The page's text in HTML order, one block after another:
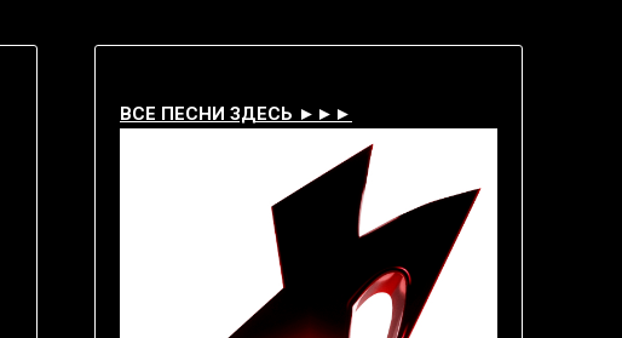
ВСЕ ПЕСНИ ЗДЕСЬ ►►►